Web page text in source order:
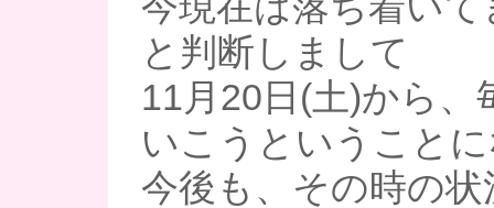
と判断しまして
11月20日(土)から、
いこうということ
今後も、その時の